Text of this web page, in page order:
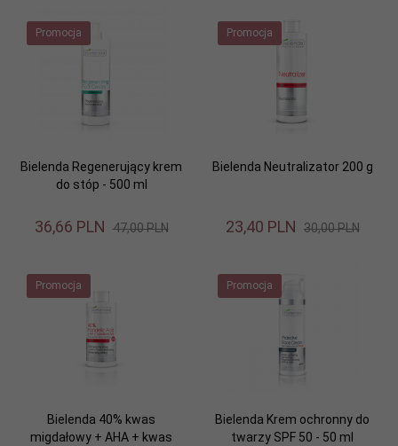
Promocja
Bielenda Regenerujący krem
do stóp - 500 ml
36,66 PLN 47,00 PLN
Promocja
Bielenda Neutralizator 200 g
23,40 PLN 30,00 PLN
Promocja
Bielenda 40% kwas
migdałowy + AHA + kwas
Promocja
Bielenda Krem ochronny do
twarzy SPF 50 - 50 ml